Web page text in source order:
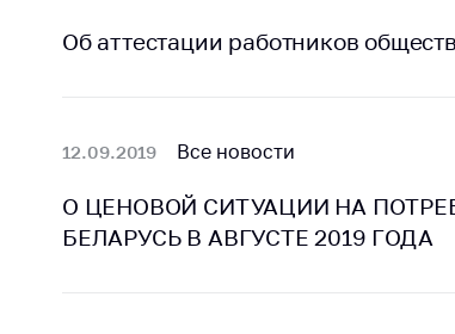
Об аттестации работников
12.09.2019 Все новости
О ЦЕНОВОЙ СИТУАЦИИ НА
БЕЛАРУСЬ В АВГУСТЕ 2019 ГОДА